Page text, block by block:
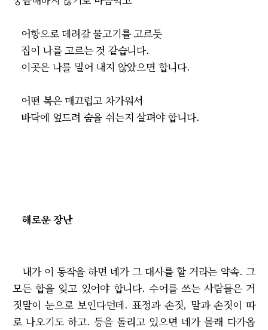
어항으로 데려갈 물고기를 고르듯
집이 나를 고르는 것 같습니다.
이곳은 나를 밀어 내지 않았으면 합니다.
어떤 복은 매끄럽고 차가워서
바닥에 엎드려 숨을 쉬는지 살펴야 합니다.
해로운 장난
내가 이 동작을 하면 네가 그 대사를 할 거라는 약속. 그
모든 합을 잊고 있어야 합니다. 수어를 쓰는 사람들은 거
짓말이 눈으로 보인다던데. 표정과 손짓, 말과 손짓이 따
로 나오기도 하고. 등을 돌리고 있으면 네가 몰래 다가옵